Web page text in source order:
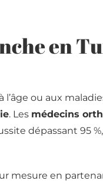
en
l’âge ou aux
. Les médecins
dépassant 95
mesure en